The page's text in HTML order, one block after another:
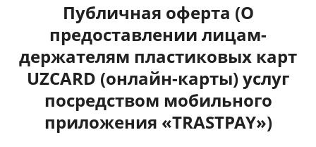
Публичная оферта (О
предоставлении лицам-
держателям пластиковых карт
UZCARD (онлайн-карты) услуг
посредством мобильного
приложения «TRASTPAY»)